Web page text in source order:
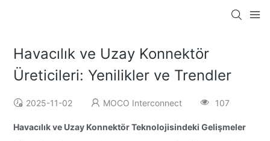
Havacılık ve Uzay Konnektör
Üreticileri: Yenilikler ve Trendler
2025-11-02 MOCO Interconnect 107
Havacılık ve Uzay Konnektör Teknolojisindeki Gelişmeler